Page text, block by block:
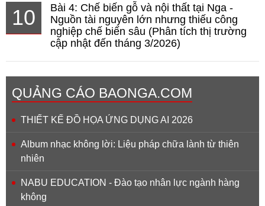
10
Bài 4: Chế biến gỗ và nội thất tại Nga -
Nguồn tài nguyên lớn nhưng thiếu công
nghiệp chế biến sâu (Phân tích thị trường
cập nhật đến tháng 3/2026)
QUẢNG CÁO BAONGA.COM
THIẾT KẾ ĐỒ HỌA ỨNG DỤNG AI 2026
Album nhạc không lời: Liệu pháp chữa lành từ thiên
nhiên
NABU EDUCATION - Đào tạo nhân lực ngành hàng
không